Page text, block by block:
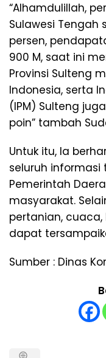
“Alhamdulillah,
Sulawesi Tengah
persen,
900 M, saat ini
Provinsi Sulteng
Indonesia, serta
(IPM) Sulteng
poin” tambah
Untuk itu, Ia
seluruh informasi
Pemerintah
masyarakat.
pertanian,
dapat
Sumber : Dinas